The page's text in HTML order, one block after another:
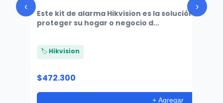
‹
Este kit de alarma Hikvision es la solución ideal
proteger su hogar o negocio d...
🏷️ Hikvision
$472.300
+ Agregar
›